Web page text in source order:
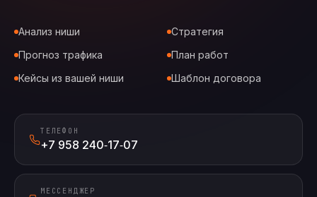
Анализ ниши
Стратегия
Прогноз трафика
План работ
Кейсы из вашей ниши
Шаблон договора
ТЕЛЕФОН
+7 958 240‑17‑07
МЕССЕНДЖЕР